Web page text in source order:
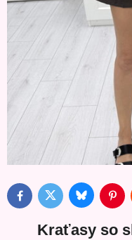
FacebookTwitter Bluesky
Kraťasy so